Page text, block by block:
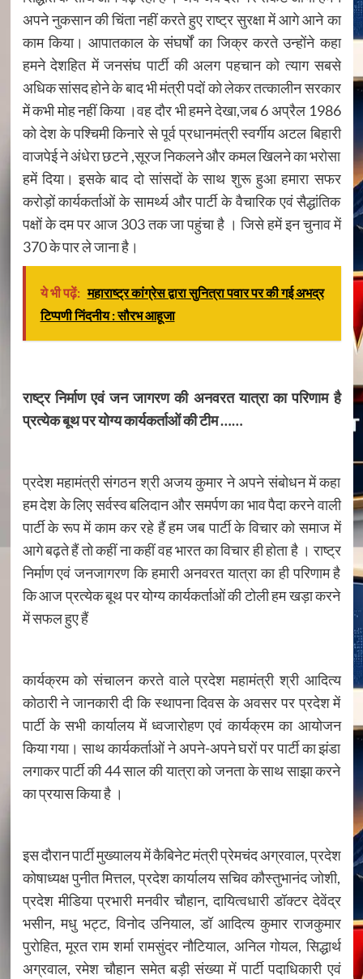
अपने नुकसान की चिंता नहीं करते हुए राष्ट्र सुरक्षा में आगे आने का
काम किया। आपातकाल के संघर्षों का जिक्र करते उन्होंने कहा
हमने देशहित में जनसंघ पार्टी की अलग पहचान को त्याग सबसे
अधिक सांसद होने के बाद भी मंत्री पदों को लेकर तत्कालीन सरकार
में कभी मोह नहीं किया ।वह दौर भी हमने देखा,जब 6 अप्रैल 1986
को देश के पश्चिमी किनारे से पूर्व प्रधानमंत्री स्वर्गीय अटल बिहारी
वाजपेई ने अंधेरा छटने ,सूरज निकलने और कमल खिलने का भरोसा
हमें दिया। इसके बाद दो सांसदों के साथ शुरू हुआ हमारा सफर
करोड़ों कार्यकर्ताओं के सामर्थ्य और पार्टी के वैचारिक एवं सैद्धांतिक
पक्षों के दम पर आज 303 तक जा पहुंचा है । जिसे हमें इन चुनाव में
370 के पार ले जाना है।
ये भी पढ़ें: महाराष्ट्र कांग्रेस द्वारा सुनित्रा पवार पर की गई अभद्र
टिप्पणी निंदनीय : सौरभ आहूजा
राष्ट्र निर्माण एवं जन जागरण की अनवरत यात्रा का परिणाम है
प्रत्येक बूथ पर योग्य कार्यकर्ताओं की टीम ……
प्रदेश महामंत्री संगठन श्री अजय कुमार ने अपने संबोधन में कहा
हम देश के लिए सर्वस्व बलिदान और समर्पण का भाव पैदा करने वाली
पार्टी के रूप में काम कर रहे हैं हम जब पार्टी के विचार को समाज में
आगे बढ़ते हैं तो कहीं ना कहीं वह भारत का विचार ही होता है । राष्ट्र
निर्माण एवं जनजागरण कि हमारी अनवरत यात्रा का ही परिणाम है
कि आज प्रत्येक बूथ पर योग्य कार्यकर्ताओं की टोली हम खड़ा करने
में सफल हुए हैं
कार्यक्रम को संचालन करते वाले प्रदेश महामंत्री श्री आदित्य
कोठारी ने जानकारी दी कि स्थापना दिवस के अवसर पर प्रदेश में
पार्टी के सभी कार्यालय में ध्वजारोहण एवं कार्यक्रम का आयोजन
किया गया। साथ कार्यकर्ताओं ने अपने-अपने घरों पर पार्टी का झंडा
लगाकर पार्टी की 44 साल की यात्रा को जनता के साथ साझा करने
का प्रयास किया है ।
इस दौरान पार्टी मुख्यालय में कैबिनेट मंत्री प्रेमचंद अग्रवाल, प्रदेश
कोषाध्यक्ष पुनीत मित्तल, प्रदेश कार्यालय सचिव कौस्तुभानंद जोशी,
प्रदेश मीडिया प्रभारी मनवीर चौहान, दायित्वधारी डॉक्टर देवेंद्र
भसीन, मधु भट्ट, विनोद उनियाल, डॉ आदित्य कुमार राजकुमार
पुरोहित, मूरत राम शर्मा रामसुंदर नौटियाल, अनिल गोयल, सिद्धार्थ
अग्रवाल, रमेश चौहान समेत बड़ी संख्या में पार्टी पदाधिकारी एवं